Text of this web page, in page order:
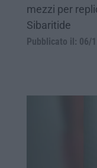
mezzi per
Sibaritide
Pubblicato il: 06/